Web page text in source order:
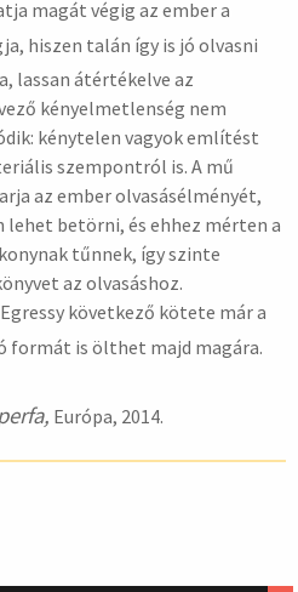
magát végig az ember a
hiszen talán így is jó olvasni
lassan átértékelve az
kényelmetlenség nem
kénytelen vagyok említést
szempontról is. A mű
az ember olvasásélményét,
lehet betörni, és ehhez mérten a
tűnnek, így szinte
az olvasáshoz.
következő kötete már a
formát is ölthet majd magára.
, Európa, 2014.